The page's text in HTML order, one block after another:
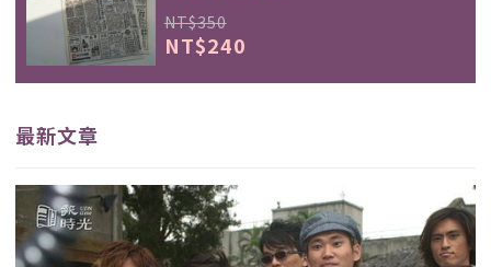
NT$350
NT$240
最新文章